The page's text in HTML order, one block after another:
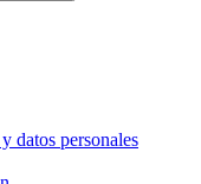
datos personales